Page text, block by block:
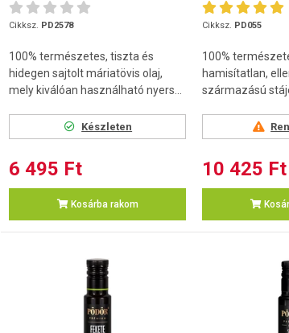
Cikksz. PD2578
100% természetes, tiszta és
hidegen sajtolt máriatövis olaj,
mely kiválóan használható nyers...
Készleten
6 495 Ft
Kosárba rakom
Cikksz. PD055
100%
hamisítatlan,
származású
10 425 Ft